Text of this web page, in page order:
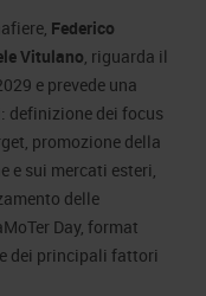
Federico
Vitulano, riguarda il
e prevede una
definizione dei focus
promozione della
e sui mercati esteri,
delle
Day, format
dei principali fattori